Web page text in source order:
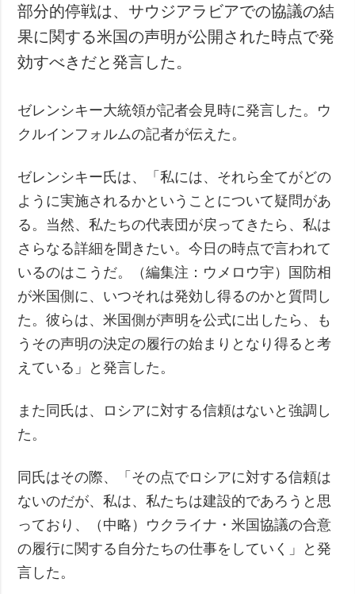
写真
動画
部分的停戦は、サウジアラビアでの協議の結
果に関する米国の声明が公開された時点で発
効すべきだと発言した。
ゼレンシキー大統領が記者会見時に発言した。ウ
クルインフォルムの記者が伝えた。
ゼレンシキー氏は、「私には、それら全てがどの
ように実施されるかということについて疑問があ
る。当然、私たちの代表団が戻ってきたら、私は
さらなる詳細を聞きたい。今日の時点で言われて
いるのはこうだ。（編集注：ウメロウ宇）国防相
が米国側に、いつそれは発効し得るのかと質問し
た。彼らは、米国側が声明を公式に出したら、も
うその声明の決定の履行の始まりとなり得ると考
えている」と発言した。
また同氏は、ロシアに対する信頼はないと強調し
た。
同氏はその際、「その点でロシアに対する信頼は
ないのだが、私は、私たちは建設的であろうと思
っており、（中略）ウクライナ・米国協議の合意
の履行に関する自分たちの仕事をしていく」と発
言した。